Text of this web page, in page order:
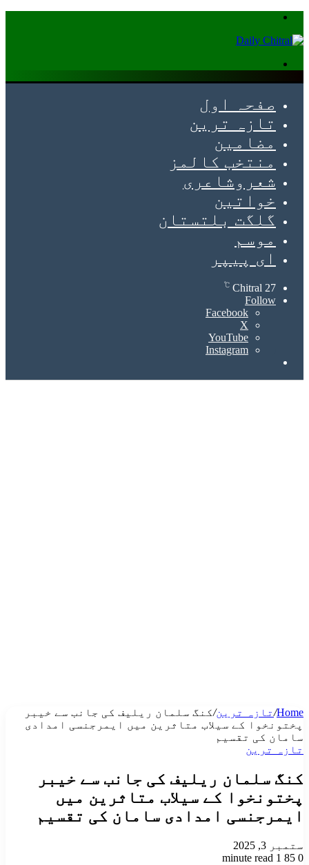
صفحہ اول
تازہ ترین
مضامین
منتخب کالمز
شعروشاعری
خواتین
گلگت بلتستان
موسم
ای پیپر
Chitral 27
℃
Follow
Facebook
X
YouTube
Instagram
Home
/تازہ ترین/کنگ سلمان ریلیف کی جانب سے خیبر
پختونخوا کے سیلاب متاثرین میں ایمرجنسی امدادی
سامان کی تقسیم
تازہ ترین
کنگ سلمان ریلیف کی جانب سے خیبر
پختونخوا کے سیلاب متاثرین میں
ایمرجنسی امدادی سامان کی تقسیم
ستمبر 3, 2025
0
1 minute read